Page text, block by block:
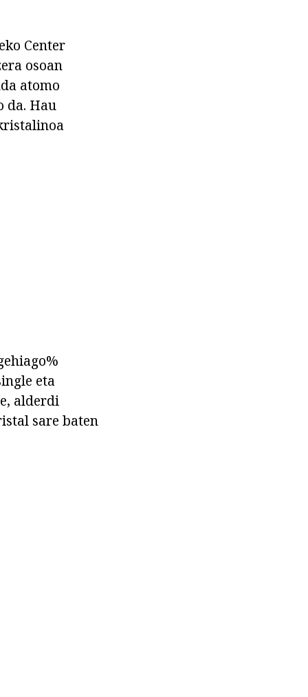
Center
osoan
atomo
da. Hau
eta
alderdi
sare baten